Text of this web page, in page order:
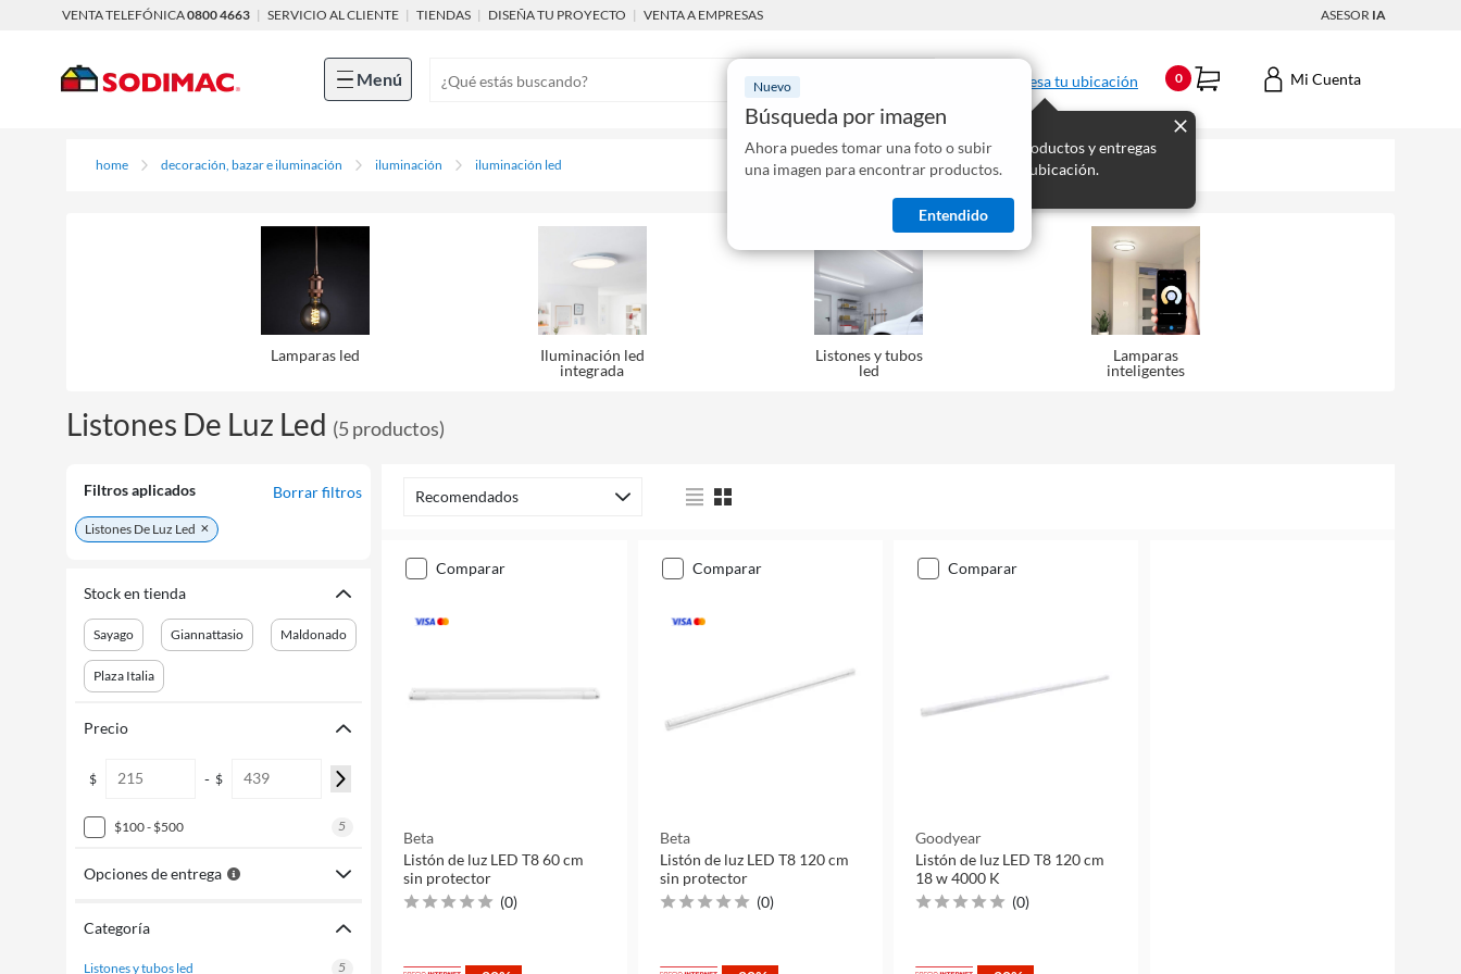
VENTA TELEFÓNICA0800 4663 | SERVICIO AL CLIENTE | TIENDAS | DISEÑA TU PROYECTO | VENTA A EMPRESAS ASESOR IA
Menú Nuevo
Búsqueda por imagen
Ahora puedes tomar una foto o subir
una imagen para encontrar productos.
Entendido
Ingresa tu ubicación
Mostraremos los productos y entregas
disponibles para tu ubicación.
0 Mi Cuenta
home decoración, bazar e iluminación iluminación iluminación led
Lamparas led
Iluminación led
integrada
Listones y tubos
led
Lamparas
inteligentes
Listones De Luz Led (5productos)
Filtros aplicados Borrar filtros
Listones De Luz Led
Stock en tienda
Sayago Giannattasio Maldonado
Plaza Italia
Precio
$ - $
$100 - $500 5
Opciones de entrega
Categoría
listones y tubos led 5
Recomendados
comparar
Beta
Listón de luz LED T8 60 cm
sin protector
(0)
comparar
Beta
Listón de luz LED T8 120 cm
sin protector
(0)
comparar
Goodyear
Listón de luz LED T8 120 cm
18 w 4000 K
(0)